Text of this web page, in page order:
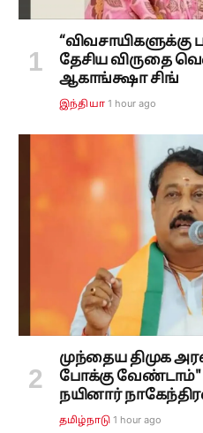
“விவசாயிகளுக்கு
தேசிய விருதை
ஆகாங்க்ஷா சிங்
இந்தியா 1 hour ago
முந்தைய திமுக
போக்கு வேண்டாம்"
நயினார்
தமிழ்நாடு 1 hour ago